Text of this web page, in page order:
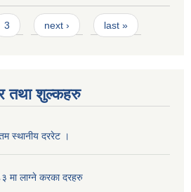
3 next › last »
तथा शुल्कहरु
स्थानीय दररेट ।
मा लाग्ने करका दरहरु